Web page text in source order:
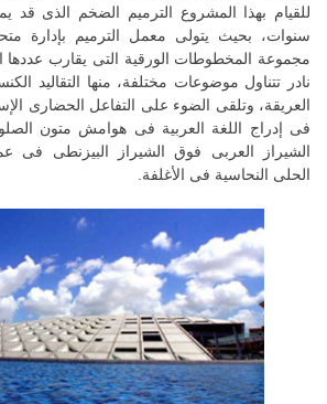
للقيام بهذا المشروع الترميم الضخم الذى قد
سنوات، بحيث يتولى معمل الترميم بإدارة
مجموعة المخطوطات الورقية التى يقارب عددها
نادر تتناول موضوعات مختلفة، منها التقاليد الكنسية
العريقة، وتلقى الضوء على التفاعل الحضارى
فى إدراج اللغة العربية فى هوامش متون الصلوات
الشيراز العربى فوق الشيراز البيزنطى فى
الحلى النحاسية فى الأغلفة.